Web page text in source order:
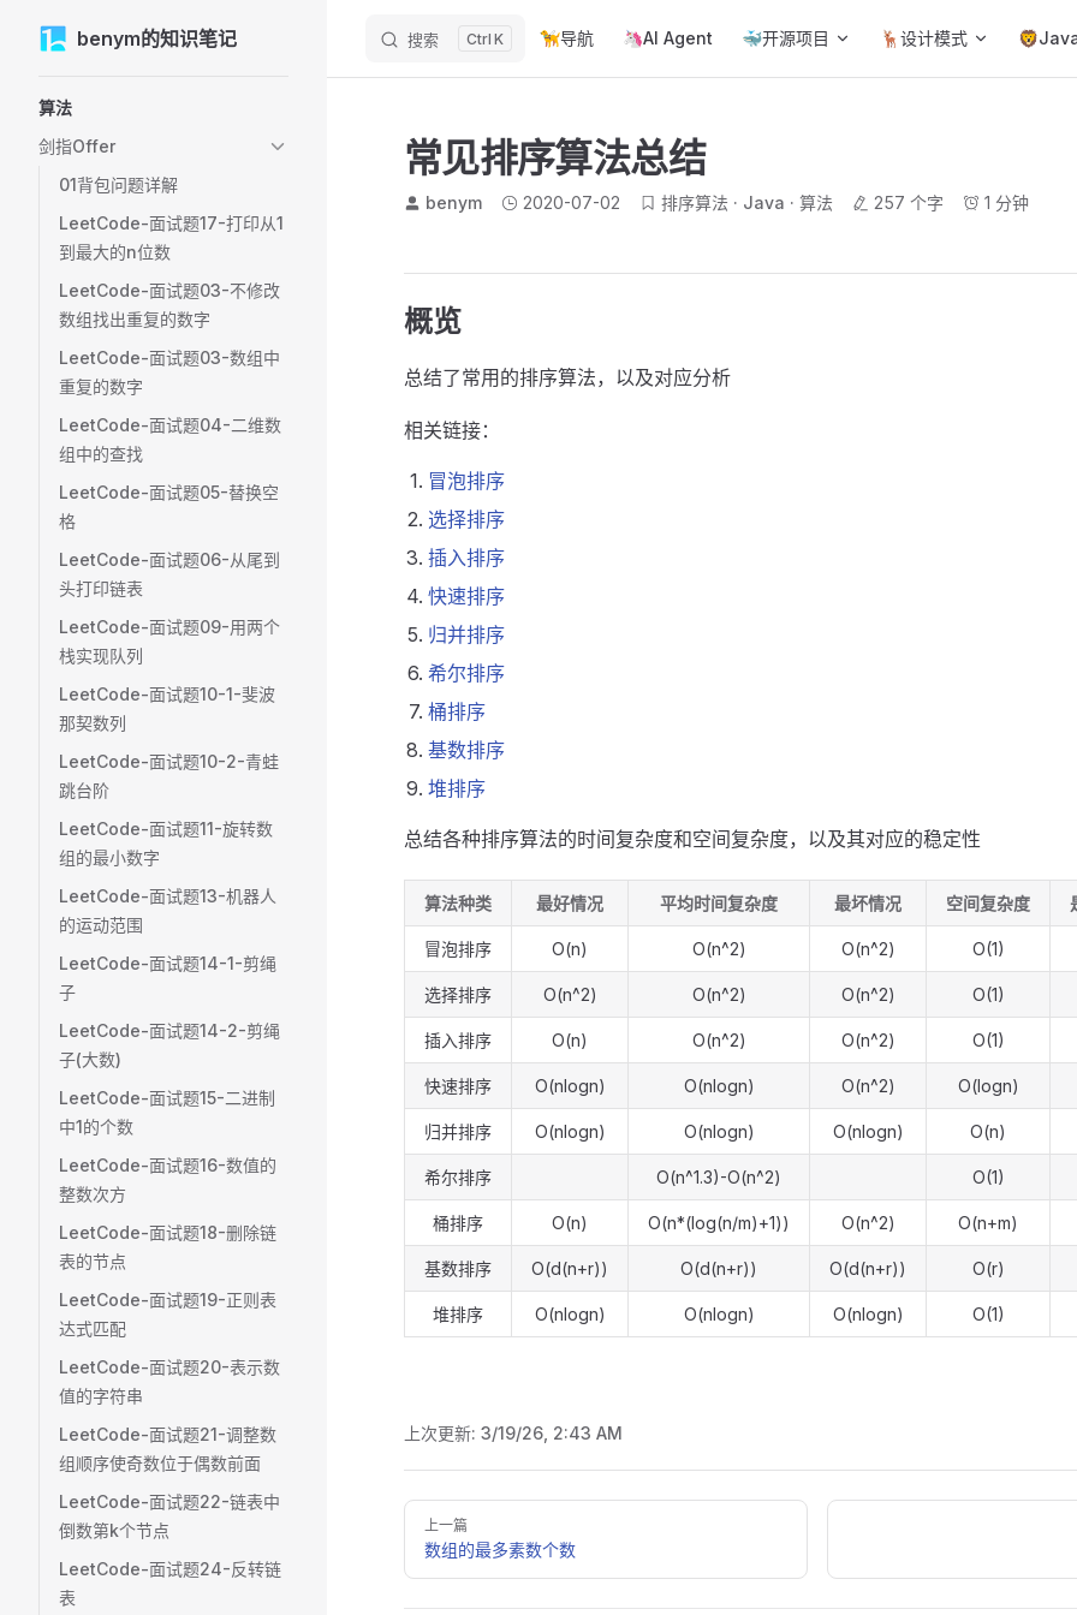
Skip to content
benym的知识笔记 搜索 K 🦮导航 🦄AI Agent 🐳开源项目 🦌设计模式
算法
剑指Offer
01背包问题详解
LeetCode-面试题17-打印从1
到最大的n位数
LeetCode-面试题03-不修改
数组找出重复的数字
LeetCode-面试题03-数组中
重复的数字
LeetCode-面试题04-二维数
组中的查找
LeetCode-面试题05-替换空
格
LeetCode-面试题06-从尾到
头打印链表
LeetCode-面试题09-用两个
栈实现队列
LeetCode-面试题10-1-斐波
那契数列
LeetCode-面试题10-2-青蛙
跳台阶
LeetCode-面试题11-旋转数
组的最小数字
LeetCode-面试题13-机器人
的运动范围
LeetCode-面试题14-1-剪绳
子
LeetCode-面试题14-2-剪绳
子(大数)
LeetCode-面试题15-二进制
中1的个数
LeetCode-面试题16-数值的
整数次方
LeetCode-面试题18-删除链
表的节点
LeetCode-面试题19-正则表
达式匹配
LeetCode-面试题20-表示数
值的字符串
LeetCode-面试题21-调整数
组顺序使奇数位于偶数前面
LeetCode-面试题22-链表中
倒数第k个节点
LeetCode-面试题24-反转链
表
常见排序算法总结
benym 2020-07-02 排序算法 Java 算法 257 个字 1 分钟
概览
总结了常用的排序算法，以及对应分析
相关链接：
冒泡排序
选择排序
插入排序
快速排序
归并排序
希尔排序
桶排序
基数排序
堆排序
总结各种排序算法的时间复杂度和空间复杂度，以及其对应的稳定性
算法种类 最好情况 平均时间复杂度 最坏情况 空间复杂度
冒泡排序 O(n) O(n^2) O(n^2) O(1)
选择排序 O(n^2) O(n^2) O(n^2) O(1)
插入排序 O(n) O(n^2) O(n^2) O(1)
快速排序 O(nlogn) O(nlogn) O(n^2) O(logn)
归并排序 O(nlogn) O(nlogn) O(nlogn) O(n)
希尔排序 O(n^1.3)-O(n^2) O(1)
桶排序 O(n) O(n*(log(n/m)+1)) O(n^2) O(n+m)
基数排序 O(d(n+r)) O(d(n+r)) O(d(n+r)) O(r)
堆排序 O(nlogn) O(nlogn) O(nlogn) O(1)
上次更新: 3/19/26, 2:43 AM
Pager
上一篇
数组的最多素数个数